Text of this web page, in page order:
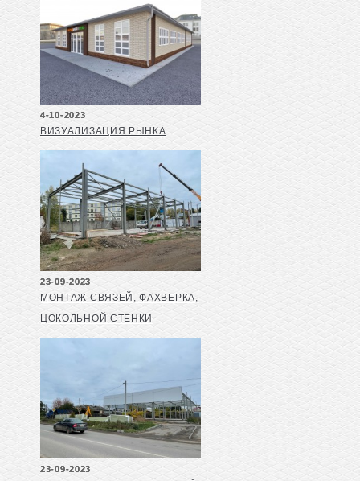
4-10-2023
ВИЗУАЛИЗАЦИЯ РЫНКА
23-09-2023
МОНТАЖ СВЯЗЕЙ, ФАХВЕРКА,
ЦОКОЛЬНОЙ СТЕНКИ
23-09-2023